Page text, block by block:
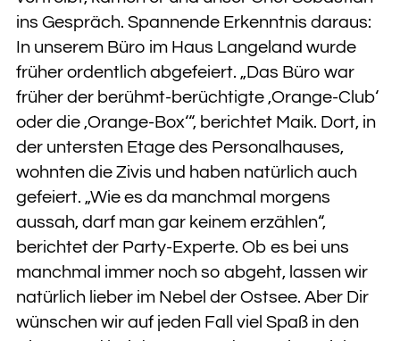
ins Gespräch. Spannende Erkenntnis daraus:
In unserem Büro im Haus Langeland wurde
früher ordentlich abgefeiert. „Das Büro war
früher der berühmt-berüchtigte ‚Orange-Club‘
oder die ‚Orange-Box‘“, berichtet Maik. Dort, in
der untersten Etage des Personalhauses,
wohnten die Zivis und haben natürlich auch
gefeiert. „Wie es da manchmal morgens
aussah, darf man gar keinem erzählen“,
berichtet der Party-Experte. Ob es bei uns
manchmal immer noch so abgeht, lassen wir
natürlich lieber im Nebel der Ostsee. Aber Dir
wünschen wir auf jeden Fall viel Spaß in den